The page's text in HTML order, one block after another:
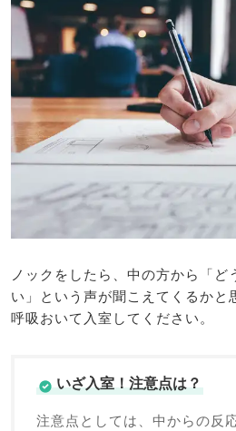
ノックをしたら、中の方から「ど
い」という声が聞こえてくるかと
呼吸おいて入室してください。
いざ入室！注意点は？
注意点としては、中からの反